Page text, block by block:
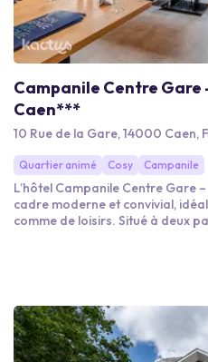
Campanile Centre Gare
Caen***
10 Rue de la Gare, 14000 Caen,
Quartier animé Cosy Campanile
L’hôtel Campanile Centre Gare
cadre moderne et convivial,
comme de loisirs. Situé à deux